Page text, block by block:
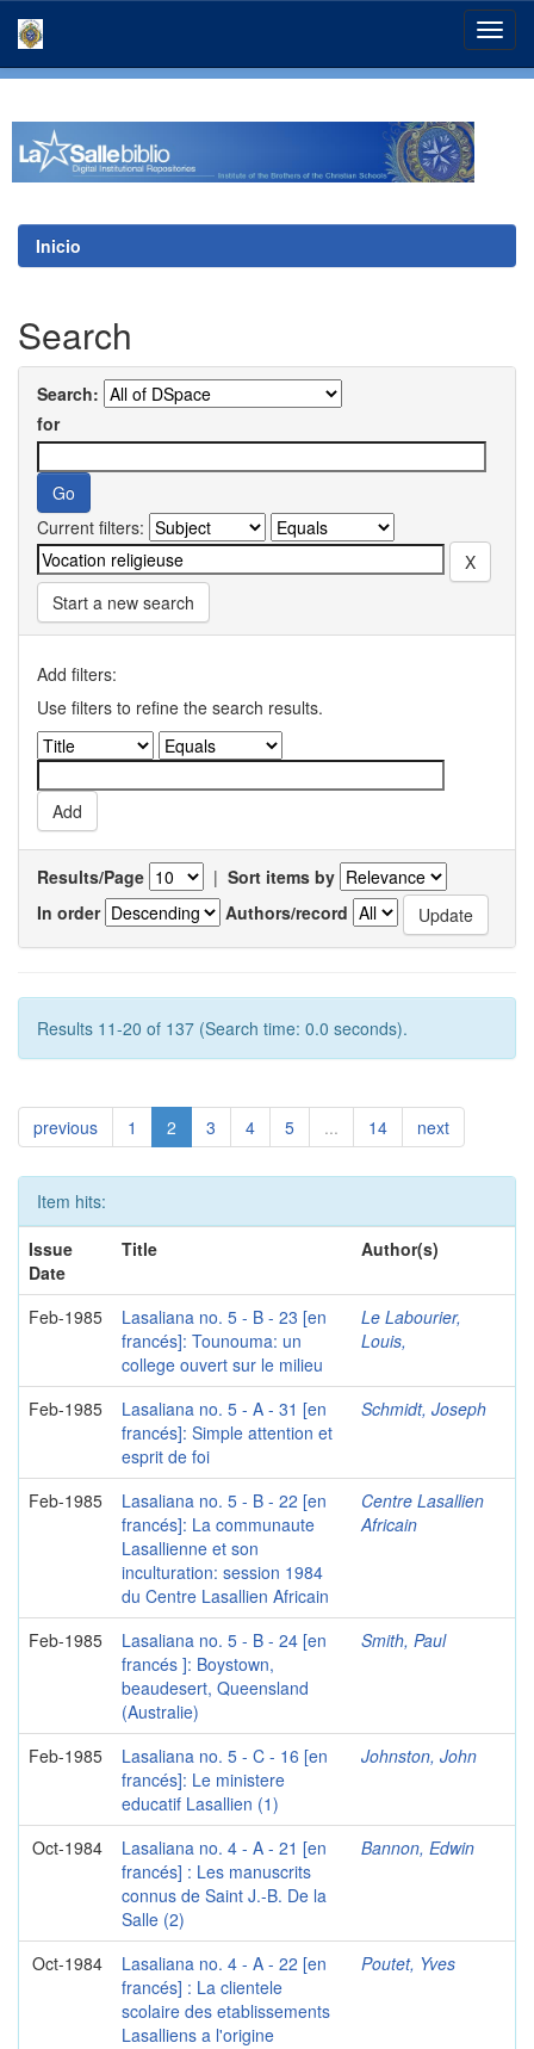
Inicio
Search
Search:
for
Current filters:
Start a new search
Add filters:
Use filters to refine the search results.
Results/Page | Sort items by
In order
Authors/record
Results 11-20 of 137 (Search time: 0.0 seconds).
previous 1 2 3 4 5 ... 14 next
Item hits:
Issue
Date
Title Author(s)
Feb-1985
Lasaliana no. 5 - B - 23 [en
francés]: Tounouma: un
college ouvert sur le milieu
Le Labourier,
Louis,
Feb-1985
Lasaliana no. 5 - A - 31 [en
francés]: Simple attention et
esprit de foi
Schmidt, Joseph
Feb-1985
Lasaliana no. 5 - B - 22 [en
francés]: La communaute
Lasallienne et son
inculturation: session 1984
du Centre Lasallien Africain
Centre Lasallien
Africain
Feb-1985
Lasaliana no. 5 - B - 24 [en
francés ]: Boystown,
beaudesert, Queensland
(Australie)
Smith, Paul
Feb-1985
Lasaliana no. 5 - C - 16 [en
francés]: Le ministere
educatif Lasallien (1)
Johnston, John
Oct-1984
Lasaliana no. 4 - A - 21 [en
francés] : Les manuscrits
connus de Saint J.-B. De la
Salle (2)
Bannon, Edwin
Oct-1984
Lasaliana no. 4 - A - 22 [en
francés] : La clientele
scolaire des etablissements
Lasalliens a l'origine
Poutet, Yves